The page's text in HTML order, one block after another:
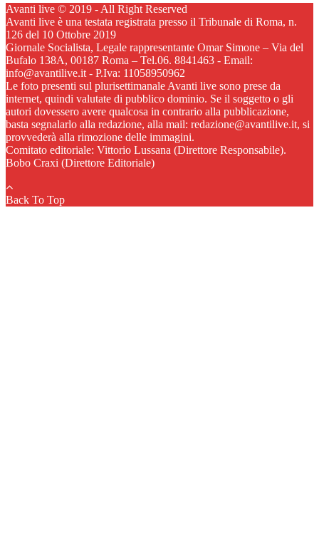
Avanti live © 2019 - All Right Reserved
Avanti live è una testata registrata presso il Tribunale di Roma, n.
126 del 10 Ottobre 2019
Giornale Socialista, Legale rappresentante Omar Simone – Via del
Bufalo 138A, 00187 Roma – Tel.06. 8841463 - Email:
info@avantilive.it - P.Iva: 11058950962
Le foto presenti sul plurisettimanale Avanti live sono prese da
internet, quindi valutate di pubblico dominio. Se il soggetto o gli
autori dovessero avere qualcosa in contrario alla pubblicazione,
basta segnalarlo alla redazione, alla mail: redazione@avantilive.it, si
provvederà alla rimozione delle immagini.
Comitato editoriale: Vittorio Lussana (Direttore Responsabile).
Bobo Craxi (Direttore Editoriale)
Back To Top